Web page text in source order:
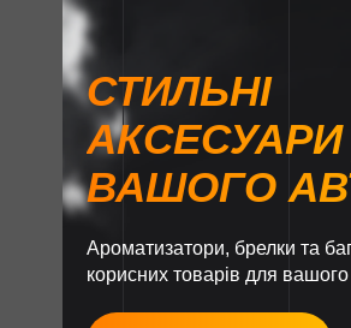
СТИЛЬНІ
ВАШОГО
Ароматизатори, брелки та
корисних товарів для